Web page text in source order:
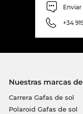
+34
Nuestras marcas
Carrera Gafas de sol
Polaroid Gafas de sol